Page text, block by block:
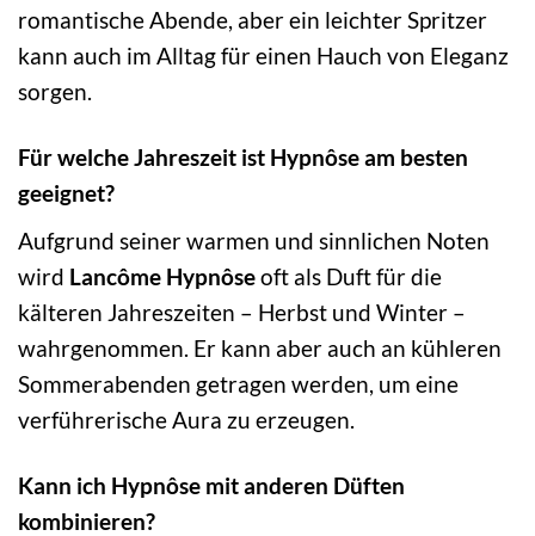
romantische Abende, aber ein leichter Spritzer
kann auch im Alltag für einen Hauch von Eleganz
sorgen.
Für welche Jahreszeit ist Hypnôse am besten
geeignet?
Aufgrund seiner warmen und sinnlichen Noten
wird Lancôme Hypnôseoft als Duft für die
kälteren Jahreszeiten – Herbst und Winter –
wahrgenommen. Er kann aber auch an kühleren
Sommerabenden getragen werden, um eine
verführerische Aura zu erzeugen.
Kann ich Hypnôse mit anderen Düften
kombinieren?